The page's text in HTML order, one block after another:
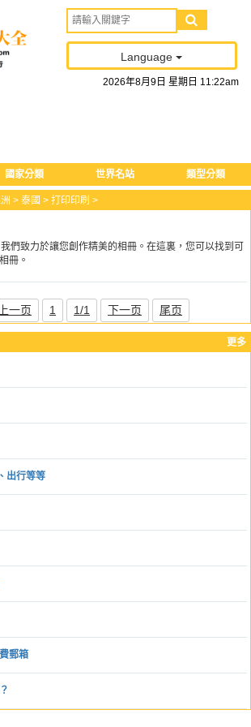
Language
2026年8月 9 日 星期日 11:22am
國家分類 世界名站 類型分類
更多
出行等等
郵箱
> 泰國 > 打印印刷 >
們致力於讓您創作精美的相冊。在這裏，您可以找到可
冊。
上一页 1 1/1 下一页 尾页